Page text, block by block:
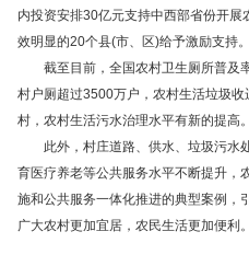
内投资安排30亿元支持中西部省份开
效明显的20个县(市、区)给予激励支持。
截至目前，全国农村卫生厕所普及
村户厕超过3500万户，农村生活垃圾
村，农村生活污水治理水平有新的提高。
此外，村庄道路、供水、垃圾污水
育医疗养老等公共服务水平不断提升，
施和公共服务一体化推进的典型案例，
广大农村更加宜居，农民生活更加便利。